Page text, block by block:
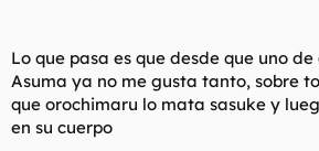
Lo que pasa es que desde que uno
Asuma ya no me gusta tanto, sobre
que orochimaru lo mata sasuke y
en su cuerpo